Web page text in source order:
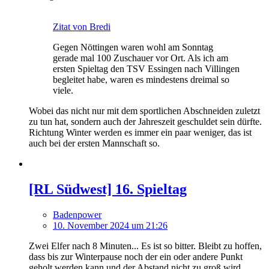
Zitat von Bredi
Gegen Nöttingen waren wohl am Sonntag
gerade mal 100 Zuschauer vor Ort. Als ich am
ersten Spieltag den TSV Essingen nach Villingen
begleitet habe, waren es mindestens dreimal so
viele.
Wobei das nicht nur mit dem sportlichen Abschneiden zuletzt
zu tun hat, sondern auch der Jahreszeit geschuldet sein dürfte.
Richtung Winter werden es immer ein paar weniger, das ist
auch bei der ersten Mannschaft so.
[RL Südwest] 16. Spieltag
Badenpower
10. November 2024 um 21:26
Zwei Elfer nach 8 Minuten... Es ist so bitter. Bleibt zu hoffen,
dass bis zur Winterpause noch der ein oder andere Punkt